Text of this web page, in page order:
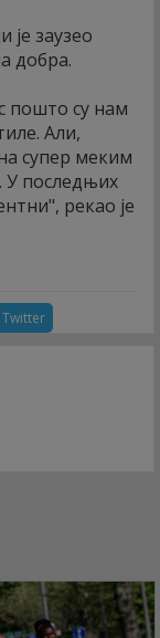
је заузео
добра.
пошто су нам
Али,
супер меким
У последњих
рекао је
Twitter